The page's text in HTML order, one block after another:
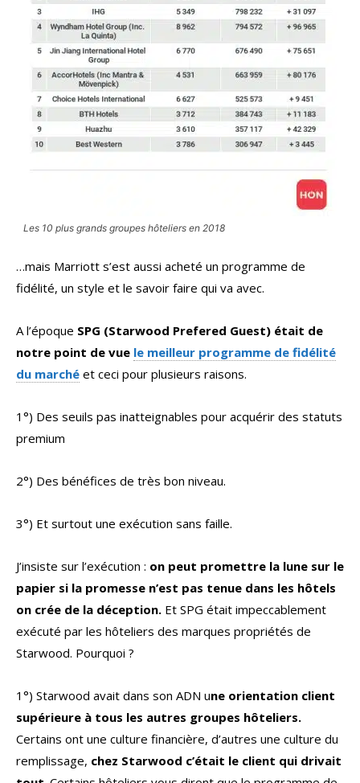
Les 10 plus grands groupes hôteliers en 2018
…mais Marriott s’est aussi acheté un programme de
fidélité, un style et le savoir faire qui va avec.
A l’époque SPG (Starwood Prefered Guest) était de
notre point de vue le meilleur programme de fidélité
du marché et ceci pour plusieurs raisons.
1°) Des seuils pas inatteignables pour acquérir des statuts
premium
2°) Des bénéfices de très bon niveau.
3°) Et surtout une exécution sans faille.
J’insiste sur l’exécution : on peut promettre la lune sur le
papier si la promesse n’est pas tenue dans les hôtels
on crée de la déception. Et SPG était impeccablement
exécuté par les hôteliers des marques propriétés de
Starwood. Pourquoi ?
1°) Starwood avait dans son ADN une orientation client
supérieure à tous les autres groupes hôteliers.
Certains ont une culture financière, d’autres une culture du
remplissage, chez Starwood c’était le client qui drivait